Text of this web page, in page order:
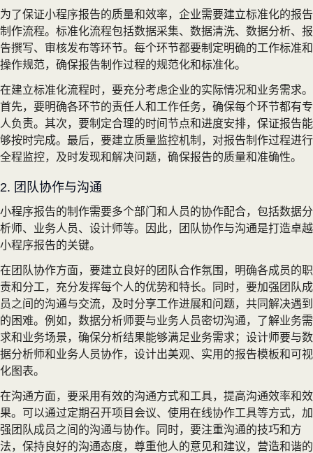
为了保证小程序报告的质量和效率，企业需要建立标准化的报告
制作流程。标准化流程包括数据采集、数据清洗、数据分析、报
告撰写、审核发布等环节。每个环节都要制定明确的工作标准和
操作规范，确保报告制作过程的规范化和标准化。
在建立标准化流程时，要充分考虑企业的实际情况和业务需求。
首先，要明确各环节的责任人和工作任务，确保每个环节都有专
人负责。其次，要制定合理的时间节点和进度安排，保证报告能
够按时完成。最后，要建立质量监控机制，对报告制作过程进行
全程监控，及时发现和解决问题，确保报告的质量和准确性。
2. 团队协作与沟通
小程序报告的制作需要多个部门和人员的协作配合，包括数据分
析师、业务人员、设计师等。因此，团队协作与沟通是打造卓越
小程序报告的关键。
在团队协作方面，要建立良好的团队合作氛围，明确各成员的职
责和分工，充分发挥每个人的优势和特长。同时，要加强团队成
员之间的沟通与交流，及时分享工作进展和问题，共同解决遇到
的困难。例如，数据分析师要与业务人员密切沟通，了解业务需
求和业务场景，确保分析结果能够满足业务需求；设计师要与数
据分析师和业务人员协作，设计出美观、实用的报告模板和可视
化图表。
在沟通方面，要采用有效的沟通方式和工具，提高沟通效率和效
果。可以通过定期召开项目会议、使用在线协作工具等方式，加
强团队成员之间的沟通与协作。同时，要注重沟通的技巧和方
法，保持良好的沟通态度，尊重他人的意见和建议，营造和谐的